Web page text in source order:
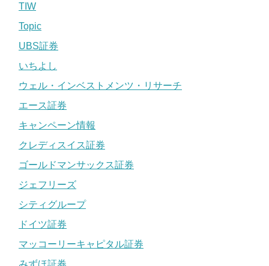
TIW
Topic
UBS証券
いちよし
ウェル・インベストメンツ・リサーチ
エース証券
キャンペーン情報
クレディスイス証券
ゴールドマンサックス証券
ジェフリーズ
シティグループ
ドイツ証券
マッコーリーキャピタル証券
みずほ証券